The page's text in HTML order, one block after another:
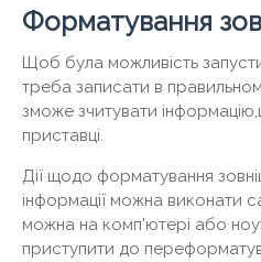
Форматування
Щоб була можливість
треба записати в
зможе зчитувати
приставці.
Дії щодо форматування
інформації можна виконати
можна на комп'ютері або
приступити до